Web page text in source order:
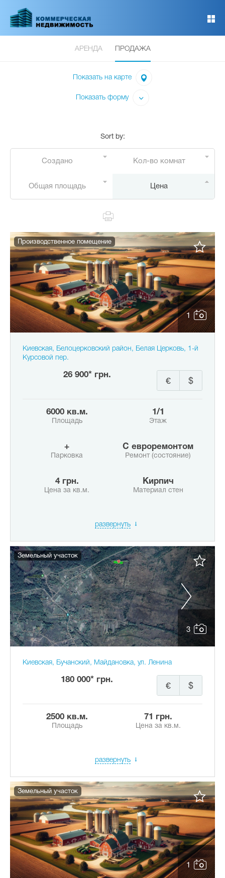
основному
АРЕНДА ПРОДАЖА
Показать на карте
Показать форму
Sort by:
Создано Кол-во комнат
Общая площадь Цена
1
Производственное помещение
Киевская, Белоцерковский район, Белая Церковь, 1-й
Курсовой пер.
26 900* грн.
$
€
6000 кв.м.
Площадь
1/1
Этаж
+
Парковка
с евроремонтом
Ремонт (состояние)
4 грн.
Цена за кв.м.
Кирпич
Материал стен
развернуть
3
Земельный участок
Киевская, Бучанский, Майдановка, ул. Ленина
180 000* грн.
$
€
2500 кв.м.
Площадь
71 грн.
Цена за кв.м.
развернуть
1
Земельный участок